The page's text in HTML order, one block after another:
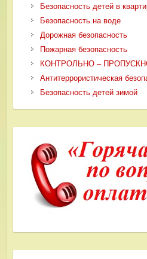
Безопасность детей в
Безопасность на воде
Дорожная безопасность
Пожарная безопасность
КОНТРОЛЬНО –
Антитеррористическая
Безопасность детей зимой